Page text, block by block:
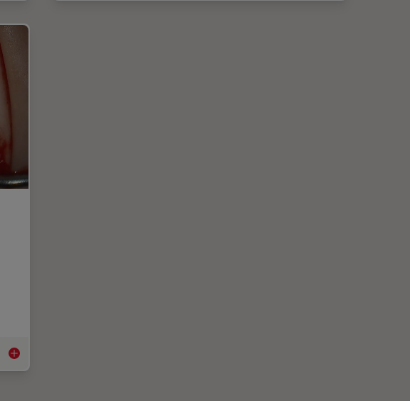
Dislocated Cataract Angle Closure Aided by Intraoperative OCT